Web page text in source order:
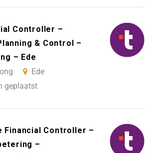
Controller –
& Control –
– Ede
Ede
geplaatst
Financial Controller –
–